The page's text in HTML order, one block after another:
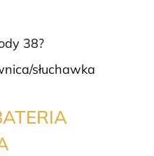
38?
słuchawka